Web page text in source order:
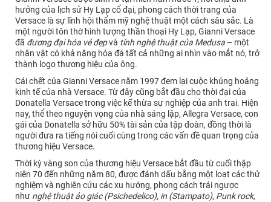
hưởng của lịch sử Hy Lạp cổ đại, phong cách thời trang của
Versace là sự lĩnh hội thẩm mỹ nghệ thuật một cách sâu sắc. Là
một người tôn thờ hình tượng thần thoại Hy Lạp, Gianni Versace
đã đương đại hóa vẻ đẹpvà tính nghệ thuật của Medusa – một
nhân vật có khả năng hóa đá tất cả những ai nhìn vào mắt nó, trở
thành logo thương hiệu của ông.
Cái chết của Gianni Versace năm 1997 đem lại cuộc khủng hoảng
kinh tế của nhà Versace. Từ đây cũng bắt đầu cho thời đại của
Donatella Versace trong việc kế thừa sự nghiệp của anh trai. Hiện
nay, thể theo nguyện vọng của nhà sáng lập, Allegra Versace, con
gái của Donatella sở hữu 50% tài sản của tập đoàn, đồng thời là
người đưa ra tiếng nói cuối cùng trong các vấn đề quan trọng của
thương hiệu Versace.
Thời kỳ vàng son của thương hiệu Versace bắt đầu từ cuối thập
niên 70 đến những năm 80, được đánh dấu bằng một loạt các thử
nghiệm và nghiên cứu các xu hướng, phong cách trái ngược
như nghệ thuật ảo giác (Psichedelico), in (Stampato), Punk rock,